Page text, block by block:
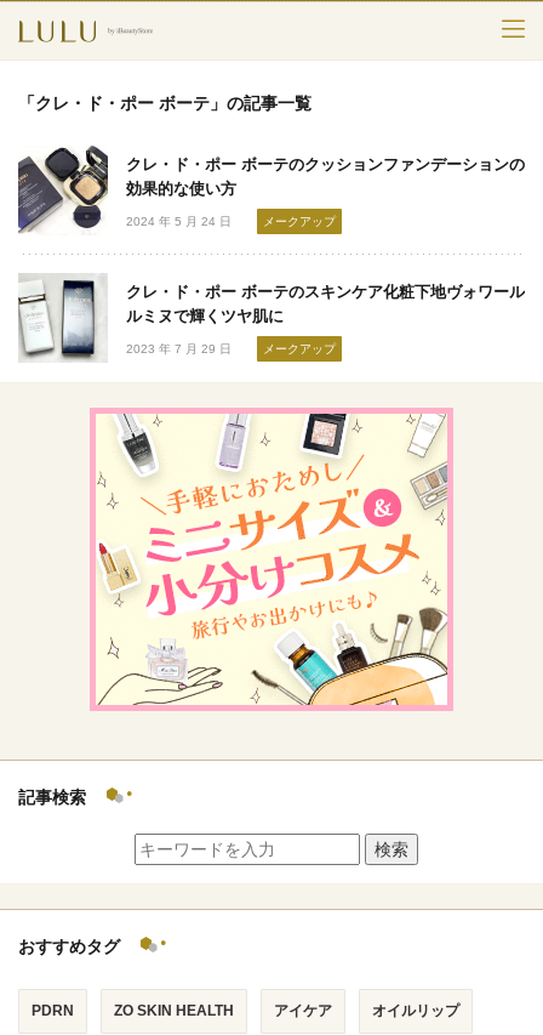
スキンケア
エイジングケア
フレグランス
ボディ＆ヘア
ライフスタイル
検索
「クレ・ド・ポー ボーテ」の記事一覧
クレ・ド・ポー ボーテのクッションファンデーションの
効果的な使い方
2024 年 5 月 24 日 メークアップ
クレ・ド・ポー ボーテのスキンケア化粧下地ヴォワール
ルミヌで輝くツヤ肌に
2023 年 7 月 29 日 メークアップ
記事検索
検索
おすすめタグ
PDRN ZO SKIN HEALTH アイケア オイルリップ